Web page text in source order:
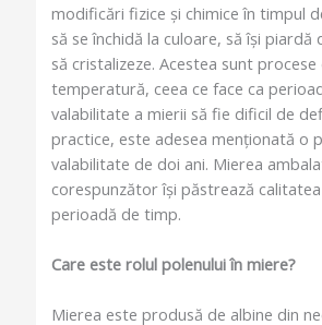
modificări fizice și chimice în timpul
să se închidă la culoare, să își piardă
să cristalizeze. Acestea sunt
temperatură, ceea ce face ca
valabilitate a mierii să fie dificil de
practice, este adesea menționată o
valabilitate de doi ani. Mierea
corespunzător își păstrează
perioadă de timp.
Care este rolul polenului în miere?
Mierea este produsă de albine din